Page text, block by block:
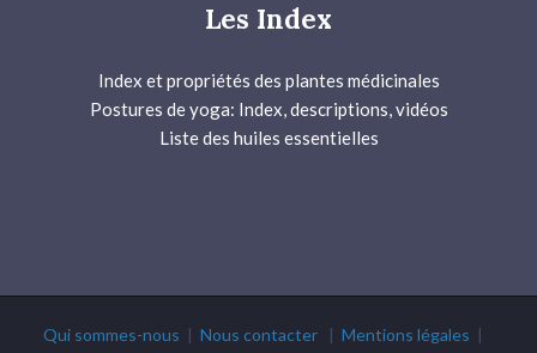
Les Index
Index et propriétés des plantes médicinales
Postures de yoga: Index, descriptions, vidéos
Liste des huiles essentielles
Qui sommes-nous | Nous contacter| Mentions légales |